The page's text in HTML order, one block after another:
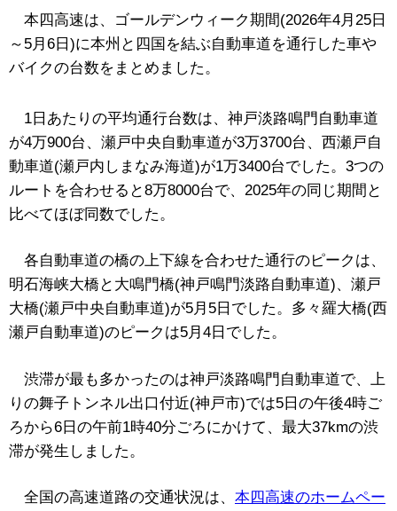
本四高速は、ゴールデンウィーク期間(2026年4月25日
～5月6日)に本州と四国を結ぶ自動車道を通行した車や
バイクの台数をまとめました。
1日あたりの平均通行台数は、神戸淡路鳴門自動車道
が4万900台、瀬戸中央自動車道が3万3700台、西瀬戸自
動車道(瀬戸内しまなみ海道)が1万3400台でした。3つの
ルートを合わせると8万8000台で、2025年の同じ期間と
比べてほぼ同数でした。
各自動車道の橋の上下線を合わせた通行のピークは、
明石海峡大橋と大鳴門橋(神戸鳴門淡路自動車道)、瀬戸
大橋(瀬戸中央自動車道)が5月5日でした。多々羅大橋(西
瀬戸自動車道)のピークは5月4日でした。
渋滞が最も多かったのは神戸淡路鳴門自動車道で、上
りの舞子トンネル出口付近(神戸市)では5日の午後4時ご
ろから6日の午前1時40分ごろにかけて、 最大37kmの渋
滞が発生しました。
全国の高速道路の交通状況は、 本四高速のホームペー